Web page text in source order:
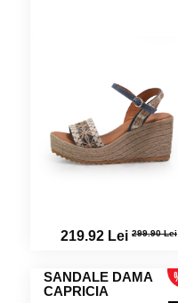
219.92 Lei 299.90 Lei
SANDALE DAMA
CAPRICIA